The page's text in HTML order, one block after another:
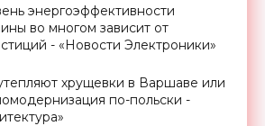
энергоэффективности
во многом зависит от
- «Новости Электроники»
хрущевки в Варшаве или
по-польски -